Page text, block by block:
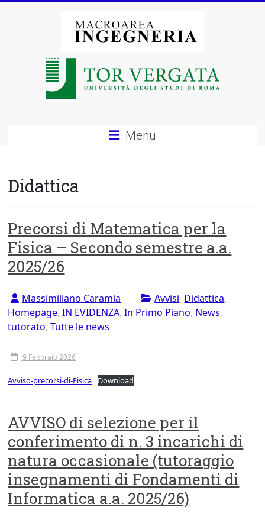
Macroarea
degli
di
Roma
Tor
Vergata
Menu
Didattica
Precorsi di Matematica per la
Fisica – Secondo semestre a.a.
2025/26
Massimiliano Caramia Avvisi, Didattica,
Homepage,IN EVIDENZA,In Primo Piano, News,
tutorato,Tutte le news
9 Febbraio 2026
Avviso-precorsi-di-Fisica Download
AVVISO di selezione per il
conferimento di n. 3 incarichi di
natura occasionale (tutoraggio
insegnamenti di Fondamenti di
Informatica a.a. 2025/26)